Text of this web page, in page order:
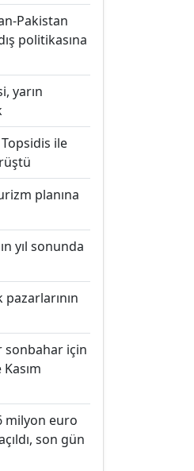
Pakistan
politikasına
yarın
ile
planına
yıl sonunda
sonbahar için
milyon euro
son gün